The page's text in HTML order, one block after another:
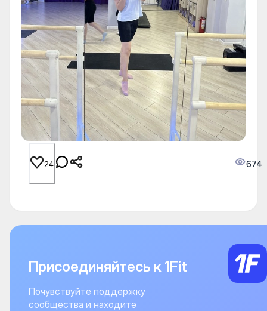
24 674
Присоединяйтесь к 1Fit
Почувствуйте поддержку
сообщества и находите